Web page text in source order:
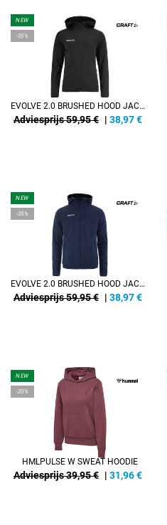
NEW
-35%
EVOLVE 2.0 BRUSHED HOOD JACKET W
Adviesprijs 59,95 € | 38,97€
NEW
-35%
EVOLVE 2.0 BRUSHED HOOD JACKET M
Adviesprijs 59,95 € | 38,97€
NEW
-20%
HMLPULSE W SWEAT HOODIE
Adviesprijs 39,95 € | 31,96€